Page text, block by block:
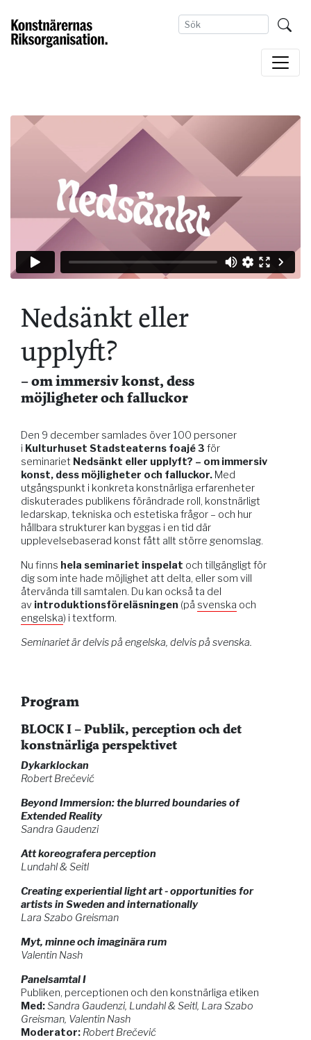
Nedsänkt eller
upplyft?
– om immersiv konst, dess
möjligheter och falluckor
Den 9 december samlades över 100 personer
i Kulturhuset Stadsteaterns foajé 3 för
seminariet Nedsänkt eller upplyft? – om immersiv
konst, dess möjligheter och falluckor. Med
utgångspunkt i konkreta konstnärliga erfarenheter
diskuterades publikens förändrade roll, konstnärligt
ledarskap, tekniska och estetiska frågor – och hur
hållbara strukturer kan byggas i en tid där
upplevelsebaserad konst fått allt större genomslag.
Nu finns hela seminariet inspelat och tillgängligt för
dig som inte hade möjlighet att delta, eller som vill
återvända till samtalen. Du kan också ta del
av introduktionsföreläsningen (på svenska och
engelska) i textform.
Seminariet är delvis på engelska, delvis på svenska.
Program
BLOCK I – Publik, perception och det
konstnärliga perspektivet
Dykarklockan
Robert Brečević
Beyond Immersion: the blurred boundaries of
Extended Reality
Sandra Gaudenzi
Att koreografera perception
Lundahl & Seitl
Creating experiential light art - opportunities for
artists in Sweden and internationally
Lara Szabo Greisman
Myt, minne och imaginära rum
Valentin Nash
Panelsamtal I
Publiken, perceptionen och den konstnärliga etiken
Med:Sandra Gaudenzi, Lundahl & Seitl, Lara Szabo
Greisman, Valentin Nash
Moderator: Robert Brečević